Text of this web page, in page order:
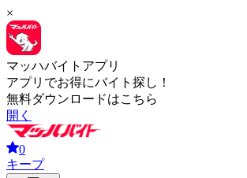
×
マッハバイトアプリ
アプリでお得にバイト探し！
無料ダウンロードはこちら
開く
0
キープ